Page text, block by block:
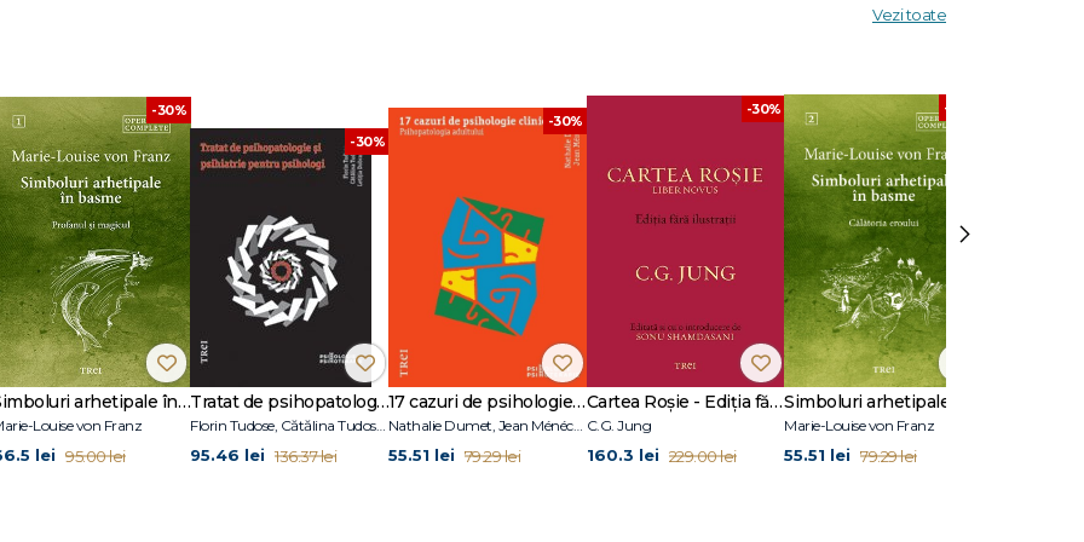
procesul
Vezi toate
-30%
Simboluri arhetipale în basme
Louise von Franz
lei 95.00 lei
-30%
Tratat de psihopatologie şi psihiatrie pentru psihologi
Florin Tudose, Cătălina Tudose, Letiţia Dobranici
95.46 lei 136.37 lei
-30%
17 cazuri de psihologie clinică
Nathalie Dumet, Jean Ménéchal
55.51 lei 79.29 lei
-30%
Cartea Roșie - Ediția fără ilustrații
C.G. Jung
160.3 lei 229.00 lei
-30%
Marie-Louise von Franz
55.51 lei 79.29 lei
›